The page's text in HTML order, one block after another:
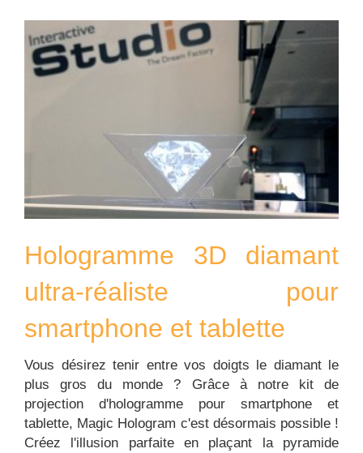
Hologramme 3D diamant
ultra-réaliste pour
smartphone et tablette
Vous désirez tenir entre vos doigts le diamant le
plus gros du monde ? Grâce à notre kit de
projection d'hologramme pour smartphone et
tablette, Magic Hologram c'est désormais possible !
Créez l'illusion parfaite en plaçant la pyramide